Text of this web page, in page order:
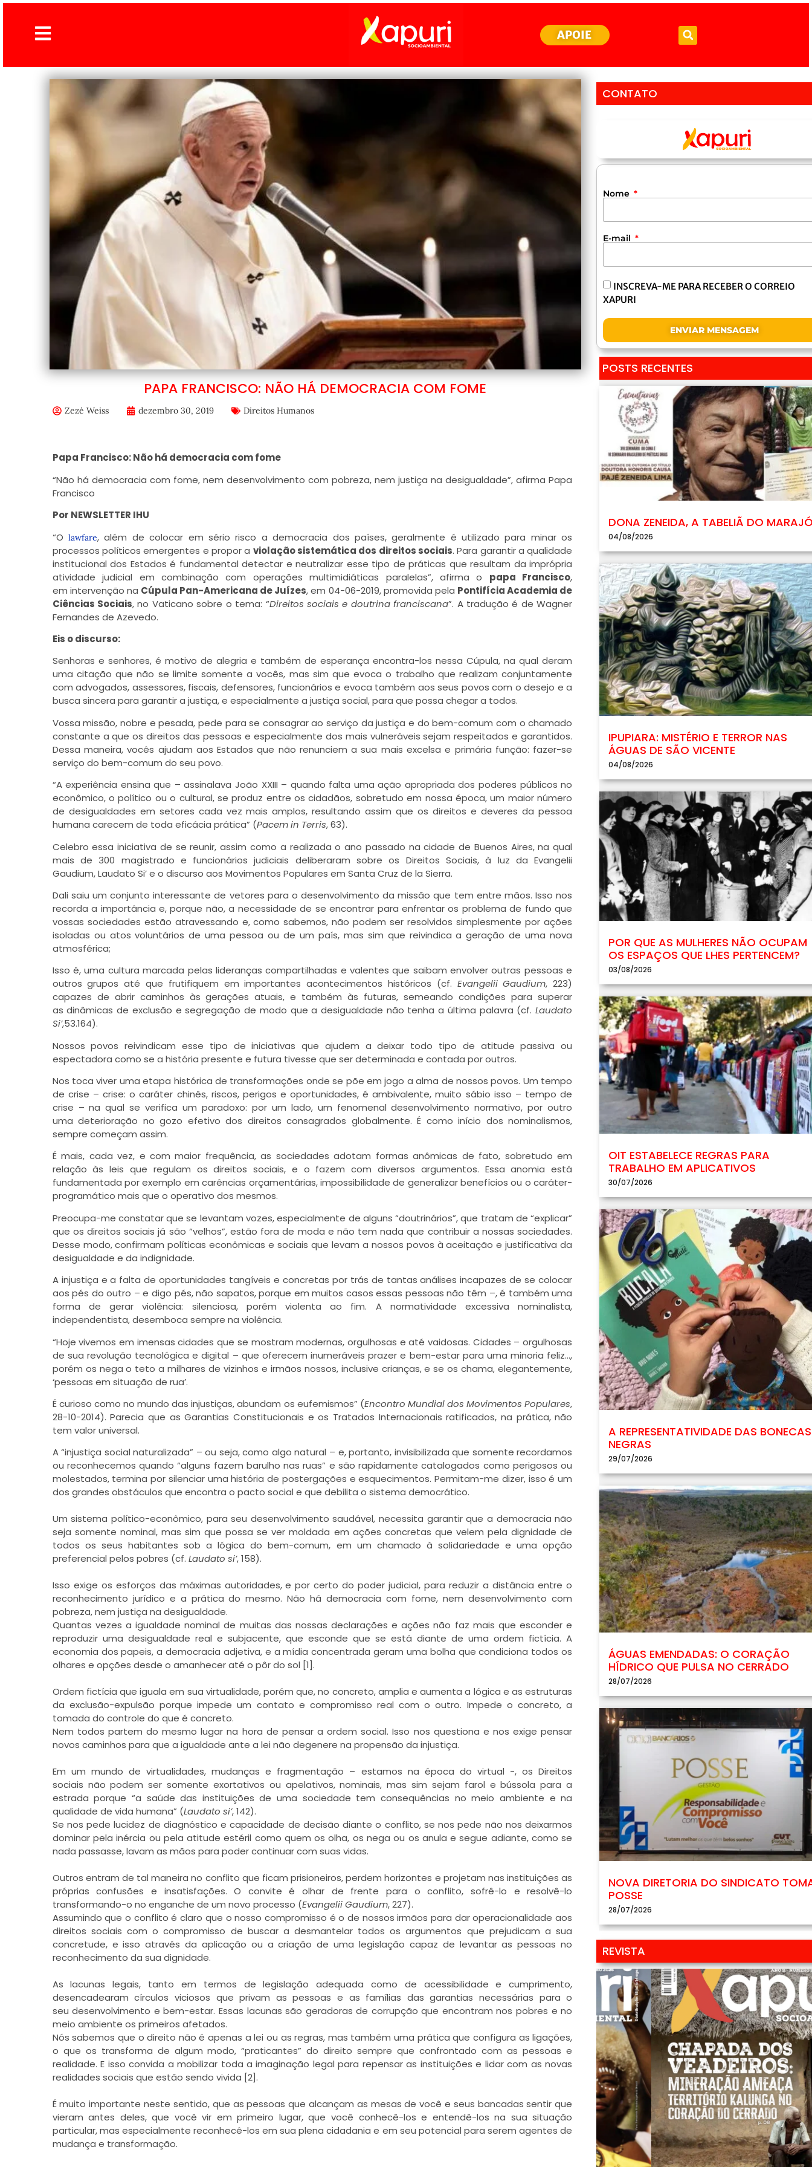
APOIE
PAPA FRANCISCO: NÃO HÁ DEMOCRACIA COM FOME
Zezé Weiss dezembro 30, 2019 Direitos Humanos
Papa Francisco: Não há democracia com fome
“Não há democracia com fome, nem desenvolvimento com pobreza, nem justiça na desigualdade”, afirma Papa
Francisco
Por NEWSLETTER IHU
“Olawfare, além de colocar em sério risco a democracia dos países, geralmente é utilizado para minar os
processos políticos emergentes e propor a violação sistemática dos direitos sociais. Para garantir a qualidade
institucional dos Estados é fundamental detectar e neutralizar esse tipo de práticas que resultam da imprópria
atividade judicial em combinação com operações multimidiáticas paralelas”, afirma o papa Francisco,
em intervenção na Cúpula Pan-Americana de Juízes, em 04-06-2019, promovida pela Pontifícia Academia de
Ciências Sociais, no Vaticano sobre o tema: “Direitos sociais e doutrina franciscana”. A tradução é de Wagner
Fernandes de Azevedo.
Eis o discurso:
Senhoras e senhores, é motivo de alegria e também de esperança encontra-los nessa Cúpula, na qual deram
uma citação que não se limite somente a vocês, mas sim que evoca o trabalho que realizam conjuntamente
com advogados, assessores, fiscais, defensores, funcionários e evoca também aos seus povos com o desejo e a
busca sincera para garantir a justiça, e especialmente a justiça social, para que possa chegar a todos.
Vossa missão, nobre e pesada, pede para se consagrar ao serviço da justiça e do bem-comum com o chamado
constante a que os direitos das pessoas e especialmente dos mais vulneráveis sejam respeitados e garantidos.
Dessa maneira, vocês ajudam aos Estados que não renunciem a sua mais excelsa e primária função: fazer-se
serviço do bem-comum do seu povo.
“A experiência ensina que – assinalava João XXIII – quando falta uma ação apropriada dos poderes públicos no
econômico, o político ou o cultural, se produz entre os cidadãos, sobretudo em nossa época, um maior número
de desigualdades em setores cada vez mais amplos, resultando assim que osdireitos e deveres da pessoa
humana carecem de toda eficácia prática” (Pacem in Terris, 63).
Celebro essa iniciativa de se reunir, assim como a realizada o ano passado na cidade de Buenos Aires, na qual
mais de 300 magistrado e funcionários judiciais deliberaram sobre os Direitos Sociais, à luz da Evangelii
Gaudium, Laudato Si’ e o discurso aos Movimentos Populares em Santa Cruz de la Sierra.
Dali saiu um conjunto interessante de vetores para o desenvolvimento da missão que tem entre mãos. Isso nos
recorda a importância e, porque não, a necessidade de se encontrar para enfrentar os problema de fundo que
vossas sociedades estão atravessando e, como sabemos, não podem ser resolvidos simplesmente por ações
isoladas ou atos voluntários de uma pessoa ou de um país, mas sim que reivindica a geração de uma nova
atmosférica;
Isso é, uma cultura marcada pelas lideranças compartilhadas e valentes que saibam envolver outras pessoas e
outros grupos até que frutifiquem em importantes acontecimentos históricos (cf. Evangelii Gaudium, 223)
capazes de abrir caminhos às gerações atuais, e também às futuras, semeando condições para superar
as dinâmicas de exclusão e segregação de modo que a desigualdade não tenha a última palavra (cf.Laudato
Si’,53.164).
Nossos povos reivindicam esse tipo de iniciativas que ajudem a deixar todo tipo de atitude passiva ou
espectadora como se a história presente e futura tivesse que ser determinada e contada por outros.
Nos toca viver uma etapa histórica de transformações onde se põe em jogo a alma de nossos povos. Um tempo
de crise – crise: o caráter chinês, riscos, perigos e oportunidades, é ambivalente, muito sábio isso – tempo de
crise – na qual se verifica um paradoxo: por um lado, um fenomenal desenvolvimento normativo, por outro
uma deterioração no gozo efetivo dos direitos consagrados globalmente. É como início dos nominalismos,
sempre começam assim.
É mais, cada vez, e com maior frequência, as sociedades adotam formas anômicas de fato, sobretudo em
relação às leis que regulam os direitos sociais, e o fazem com diversos argumentos. Essa anomia está
fundamentada por exemplo em carências orçamentárias, impossibilidade de generalizar benefícios ou o caráter-
programático mais que o operativo dos mesmos.
Preocupa-me constatar que se levantam vozes, especialmente de alguns “doutrinários”, que tratam de “explicar”
que os direitos sociais já são “velhos”, estão fora de moda e não tem nada que contribuir a nossas sociedades.
Desse modo, confirmam políticas econômicas e sociais que levam a nossos povos à aceitação e justificativa da
desigualdade e da indignidade.
A injustiça e a falta de oportunidades tangíveis e concretas por trás de tantas análises incapazes de se colocar
aos pés do outro – e digo pés, não sapatos, porque em muitos casos essas pessoas não têm –, é também uma
forma de gerar violência: silenciosa, porém violenta ao fim. A normatividade excessiva nominalista,
independentista, desemboca sempre na violência.
“Hoje vivemos em imensas cidades que se mostram modernas, orgulhosas e até vaidosas. Cidades – orgulhosas
de sua revolução tecnológica e digital – que oferecem inumeráveis prazer e bem-estar para uma minoria feliz…,
porém os nega o teto a milhares de vizinhos e irmãos nossos, inclusive crianças, e se os chama, elegantemente,
‘pessoas em situação de rua’.
É curioso como no mundo das injustiças, abundam os eufemismos” (Encontro Mundial dos Movimentos Populares,
28-10-2014). Parecia que as Garantias Constitucionais e os Tratados Internacionais ratificados, na prática, não
tem valor universal.
A “injustiça social naturalizada” – ou seja, como algo natural – e, portanto, invisibilizada que somente recordamos
ou reconhecemos quando “alguns fazem barulho nas ruas” e são rapidamente catalogados como perigosos ou
molestados, termina por silenciar uma história de postergações e esquecimentos. Permitam-me dizer, isso é um
dos grandes obstáculos que encontra o pacto social e que debilita o sistema democrático.
Um sistema político-econômico, para seu desenvolvimento saudável, necessita garantir que a democracia não
seja somente nominal, mas sim que possa se ver moldada em ações concretas que velem pela dignidade de
todos os seus habitantes sob a lógica do bem-comum, em um chamado à solidariedade e uma opção
preferencial pelos pobres (cf. Laudato si’, 158).
Isso exige os esforços das máximas autoridades, e por certo do poder judicial, para reduzir a distância entre o
reconhecimento jurídico e a prática do mesmo. Não há democracia com fome, nem desenvolvimento com
pobreza, nem justiça na desigualdade.
Quantas vezes a igualdade nominal de muitas das nossas declarações e ações não faz mais que esconder e
reproduzir uma desigualdade real e subjacente, que esconde que se está diante de uma ordem fictícia. A
economia dos papeis, a democracia adjetiva, e a mídia concentrada geram uma bolha que condiciona todos os
olhares e opções desde o amanhecer até o pôr do sol [1].
Ordem fictícia que iguala em sua virtualidade, porém que, no concreto, amplia e aumenta a lógica e as estruturas
da exclusão-expulsão porque impede um contato e compromisso real com o outro. Impede o concreto, a
tomada do controle do que é concreto.
Nem todos partem do mesmo lugar na hora de pensar a ordem social. Isso nos questiona e nos exige pensar
novos caminhos para que a igualdade ante a lei não degenere na propensão da injustiça.
Em um mundo de virtualidades, mudanças e fragmentação – estamos na época do virtual -, os Direitos
sociais não podem ser somente exortativos ou apelativos, nominais, mas sim sejam farol e bússola para a
estrada porque “a saúde das instituições de uma sociedade tem consequências no meio ambiente e na
qualidade de vida humana” (Laudato si’, 142).
Se nos pede lucidez de diagnóstico e capacidade de decisão diante o conflito, se nos pede não nos deixarmos
dominar pela inércia ou pela atitude estéril como quem os olha, os nega ou os anula e segue adiante, como se
nada passasse, lavam as mãos para poder continuar com suas vidas.
Outros entram de tal maneira no conflito que ficam prisioneiros, perdem horizontes e projetam nas instituições as
próprias confusões e insatisfações. O convite é olhar de frente para o conflito, sofrê-lo e resolvê-lo
transformando-o no enganche de um novo processo (Evangelii Gaudium, 227).
Assumindo que o conflito é claro que o nosso compromisso é o de nossos irmãos para dar operacionalidade aos
direitos sociais com o compromisso de buscar a desmantelar todos os argumentos que prejudicam a sua
concretude, e isso através da aplicação ou a criação de uma legislação capaz de levantar as pessoas no
reconhecimento da sua dignidade.
As lacunas legais, tanto em termos de legislação adequada como de acessibilidade e cumprimento,
desencadearam círculos viciosos que privam as pessoas e as famílias das garantias necessárias para o
seu desenvolvimento e bem-estar. Essas lacunas são geradoras de corrupção que encontram nos pobres e no
meio ambiente os primeiros afetados.
Nós sabemos que o direito não é apenas a lei ou as regras, mas também uma prática que configura as ligações,
o que os transforma de algum modo, “praticantes” do direito sempre que confrontado com as pessoas e
realidade. E isso convida a mobilizar toda a imaginação legal para repensar as instituições e lidar com as novas
realidades sociais que estão sendo vivida [2].
É muito importante neste sentido, que as pessoas que alcançam as mesas de você e seus bancadas sentir que
vieram antes deles, que você vir em primeiro lugar, que você conhecê-los e entendê-los na sua situação
particular, mas especialmente reconhecê-los em sua plena cidadania e em seu potencial para serem agentes de
mudança e transformação.
CONTATO
Nome
E-mail
INSCREVA-ME PARA RECEBER O CORREIO
XAPURI
ENVIAR MENSAGEM
POSTS RECENTES
DONA ZENEIDA, A TABELIÃ DO
04/08/2026
IPUPIARA: MISTÉRIO E TERROR NAS
ÁGUAS DE SÃO VICENTE
04/08/2026
POR QUE AS MULHERES NÃO OCUPAM
OS ESPAÇOS QUE LHES PERTENCEM?
03/08/2026
OIT ESTABELECE REGRAS PARA
TRABALHO EM APLICATIVOS
30/07/2026
A REPRESENTATIVIDADE DAS BONECAS
NEGRAS
29/07/2026
ÁGUAS EMENDADAS: O CORAÇÃO
HÍDRICO QUE PULSA NO CERRADO
28/07/2026
NOVA DIRETORIA DO SINDICATO
POSSE
28/07/2026
REVISTA